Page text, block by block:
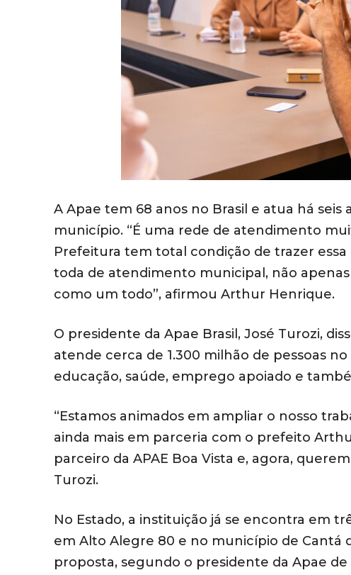
A Apae tem 68 anos no Brasil e atua há
município. “É uma rede de atendimento
Prefeitura tem total condição de trazer
toda de atendimento municipal, não
como um todo”, afirmou Arthur Henrique.
O presidente da Apae Brasil, José Turozi,
atende cerca de 1.300 milhão de pessoas
educação, saúde, emprego apoiado e
“Estamos animados em ampliar o nosso
ainda mais em parceria com o prefeito
parceiro da APAE Boa Vista e, agora,
Turozi.
No Estado, a instituição já se encontra em
em Alto Alegre 80 e no município de Cantá
proposta, segundo o presidente da Apae